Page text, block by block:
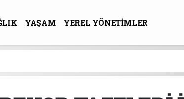
YAŞAM
YEREL YÖNETİMLER